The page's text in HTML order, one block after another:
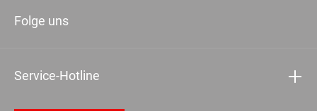
Service-Hotline
Folge uns